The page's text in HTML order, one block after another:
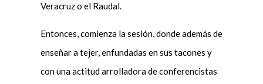
Veracruz o el Raudal.
Entonces, comienza la sesión, donde además de
enseñar a tejer, enfundadas en sus tacones y
con una actitud arrolladora de conferencistas